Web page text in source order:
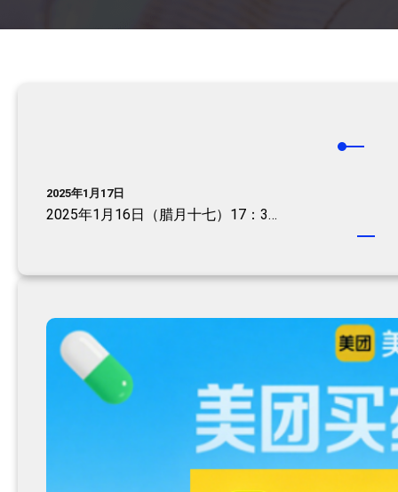
2025年1月17日
2025年1月16日（腊月十七）17：3…